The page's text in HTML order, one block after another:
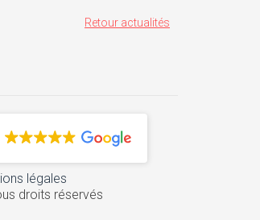
Retour actualités
légales
droits réservés